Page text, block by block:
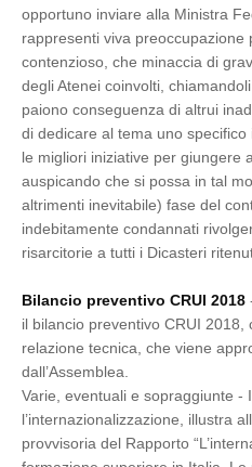
opportuno inviare alla Ministra
rappresenti viva preoccupazione
contenzioso, che minaccia di
degli Atenei coinvolti,
paiono conseguenza di altrui
di dedicare al tema uno
le migliori iniziative per giungere
auspicando che si possa in tal
altrimenti inevitabile) fase del
indebitamente condannati
risarcitorie a tutti i Dicasteri
Bilancio preventivo CRUI 2018
il bilancio preventivo CRUI 2018,
relazione tecnica, che viene
dall’Assemblea.
Varie, eventuali e sopraggiunte -
l’internazionalizzazione, illustra
provvisoria del Rapporto